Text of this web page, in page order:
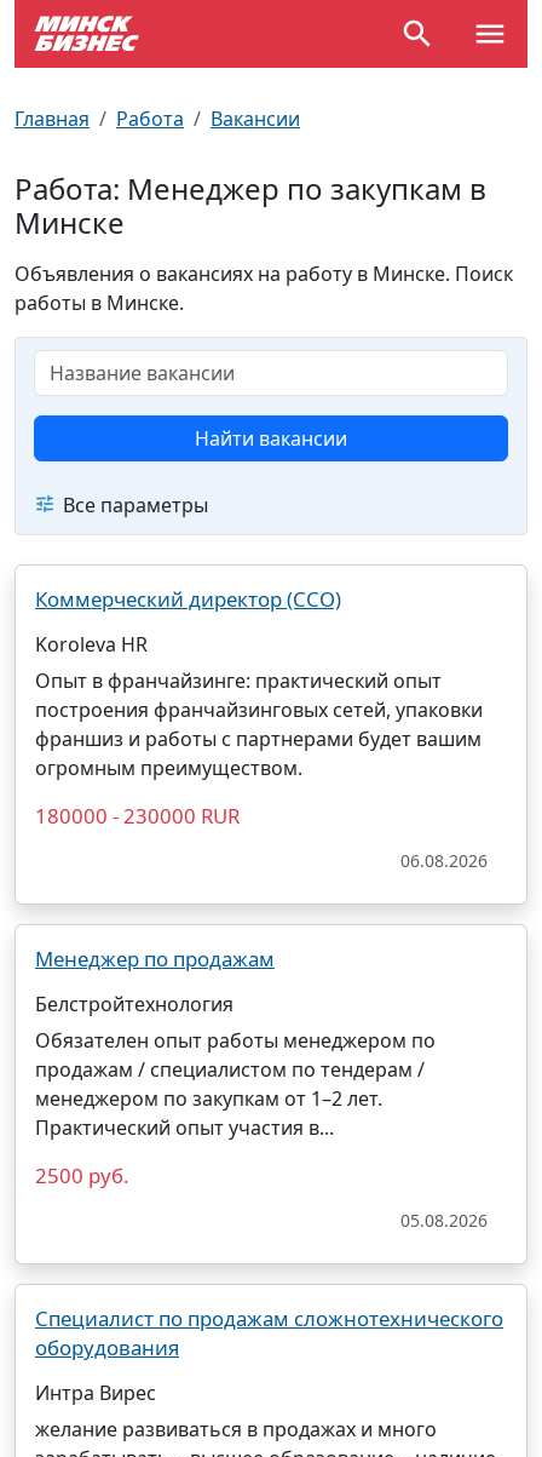
Главная Работа Вакансии
Работа: Менеджер по закупкам в
Минске
Объявления о вакансиях на работу в Минске. Поиск
работы в Минске.
Найти вакансии
Все параметры
Коммерческий директор (CCO)
Koroleva HR
Опыт в франчайзинге: практический опыт
построения франчайзинговых сетей, упаковки
франшиз и работы с партнерами будет вашим
огромным преимуществом.
180000 - 230000 RUR
06.08.2026
Менеджер по продажам
Белстройтехнология
Обязателен опыт работы менеджером по
продажам / специалистом по тендерам /
менеджером по закупкам от 1–2 лет.
Практический опыт участия в...
2500 руб.
05.08.2026
Специалист по продажам сложнотехнического
оборудования
Интра Вирес
желание развиваться в продажах и много
Возле метро
Почтовые индексы
Улицы Минска
Производственный календарь
Документы для ЗАГСа
Схема метро
Пробки на дорогах
Самолеты